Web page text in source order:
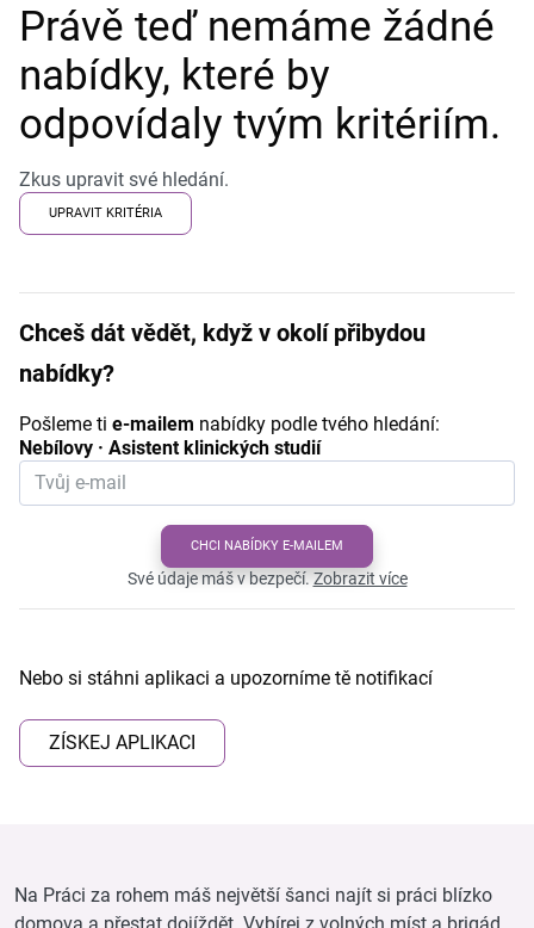
Právě teď nemáme žádné
nabídky, které by
odpovídaly tvým kritériím.
Zkus upravit své hledání.
UPRAVIT KRITÉRIA
Chceš dát vědět, když v okolí přibydou
nabídky?
Pošleme ti e-mailem nabídky podle tvého hledání:
Nebílovy · Asistent klinických studií
CHCI NABÍDKY E-MAILEM
Své údaje máš v bezpečí.Zobrazit více
Nebo si stáhni aplikaci a upozorníme tě notifikací
ZÍSKEJ APLIKACI
Na Práci za rohem máš největší šanci najít si práci blízko
domova a přestat dojíždět. Vybírej z volných míst a brigád